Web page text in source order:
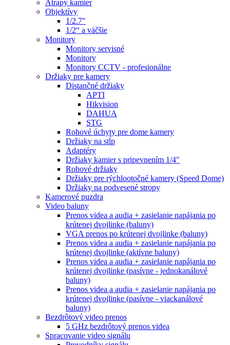
Atrapy kamier
Objektívy
1/2.7"
1/2“ a väčšie
Monitory
Monitory servisné
Monitory
Monitory CCTV - profesionálne
Držiaky pre kamery
Distančné držiaky
APTI
Hikvision
DAHUA
STG
Rohové úchyty pre dome kamery
Držiaky na stĺp
Adaptéry
Držiaky kamier s pripevnením 1/4"
Rohové držiaky
Držiaky pre rýchlootočné kamery (Speed Dome)
Držiaky na podvesené stropy
Kamerové puzdra
Video baluny
Prenos videa a audia + zasielanie napájania po
krútenej dvojlinke (baluny)
VGA prenos po krútenej dvojlinke (baluny)
Prenos videa a audia + zasielanie napájania po
krútenej dvojlinke (aktívne baluny)
Prenos videa a audia + zasielanie napájania po
krútenej dvojlinke (pasívne - jednokanálové
baluny)
Prenos videa a audia + zasielanie napájania po
krútenej dvojlinke (pasívne - viackanálové
baluny)
Bezdrôtový video prenos
5 GHz bezdrôtový prenos videa
Spracovanie video signálu